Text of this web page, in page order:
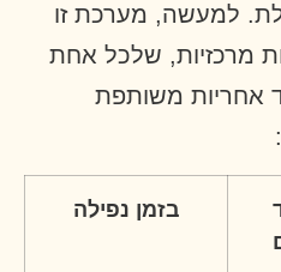
למעשה, מערכת זו
מרכזיות, שלכל אחת
אחריות משותפת
בזמן נפילה